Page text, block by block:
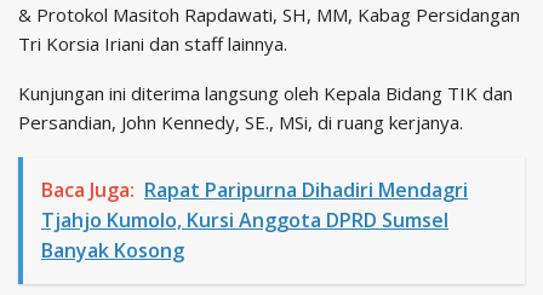
& Protokol Masitoh Rapdawati, SH, MM, Kabag Persidangan
Tri Korsia Iriani dan staff lainnya.
Kunjungan ini diterima langsung oleh Kepala Bidang TIK dan
Persandian, John Kennedy, SE., MSi, di ruang kerjanya.
Baca Juga: Rapat Paripurna Dihadiri Mendagri
Tjahjo Kumolo, Kursi Anggota DPRD Sumsel
Banyak Kosong